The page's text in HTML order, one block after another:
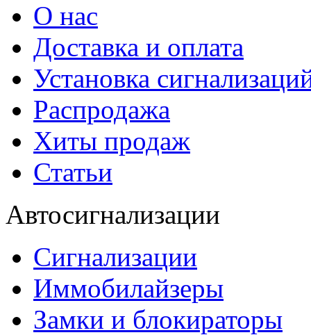
О нас
Доставка и оплата
Установка
Распродажа
Хиты продаж
Статьи
Автосигнализации
Сигнализации
Иммобилайзеры
Замки и блокираторы